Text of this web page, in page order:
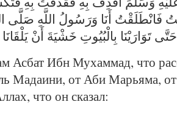
فَانْطَلَقْتُ أَنَا وَرَسُولُ اللَّهِ صَلَّى
تَوَارَيْنَا بِالْبُيُوتِ خَشْيَةَ أَنْ
Асбат Ибн Мухаммад, что
Мадаини, от Аби Марьяма,
что он сказал: